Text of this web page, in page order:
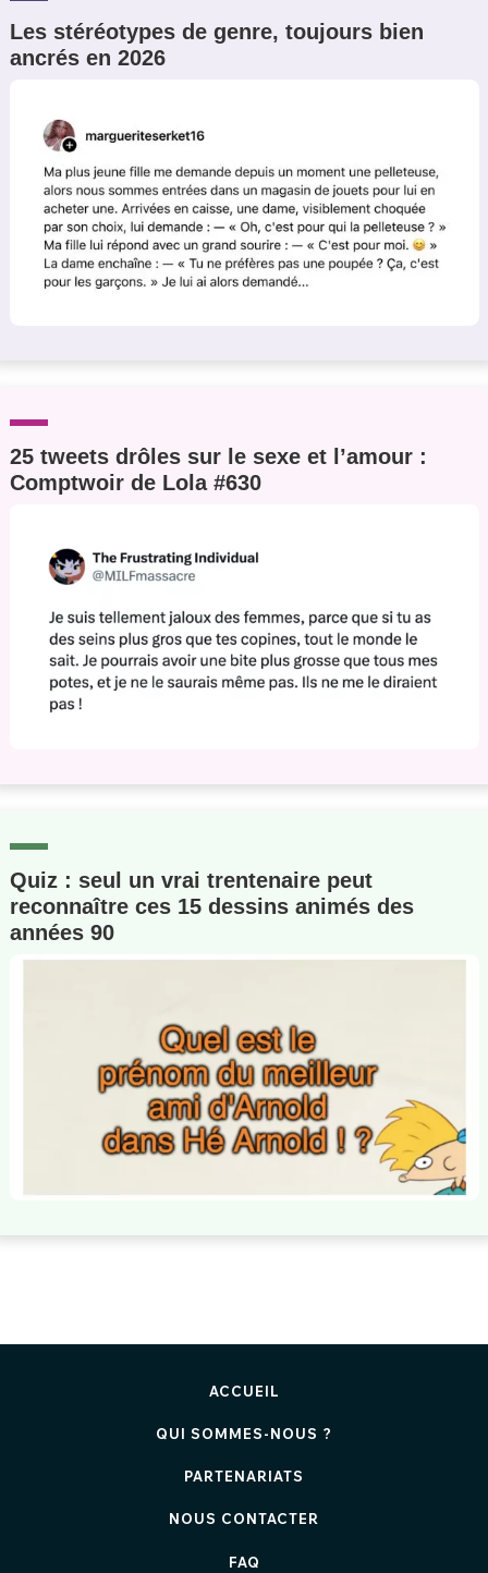
Les stéréotypes de genre, toujours bien
ancrés en 2026
25 tweets drôles sur le sexe et l’amour :
Comptwoir de Lola #630
Quiz : seul un vrai trentenaire peut
reconnaître ces 15 dessins animés des
années 90
ACCUEIL
QUI SOMMES-NOUS ?
PARTENARIATS
NOUS CONTACTER
FAQ